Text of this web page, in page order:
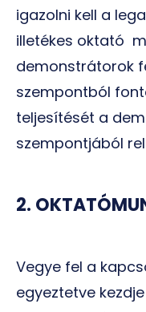
igazolni kell a
illetékes oktató
demonstrátorok
szempontból
teljesítését a
szempontjából
2.
Vegye fel a
egyeztetve